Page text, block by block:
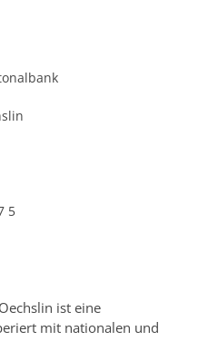
5
ist eine
mit nationalen und